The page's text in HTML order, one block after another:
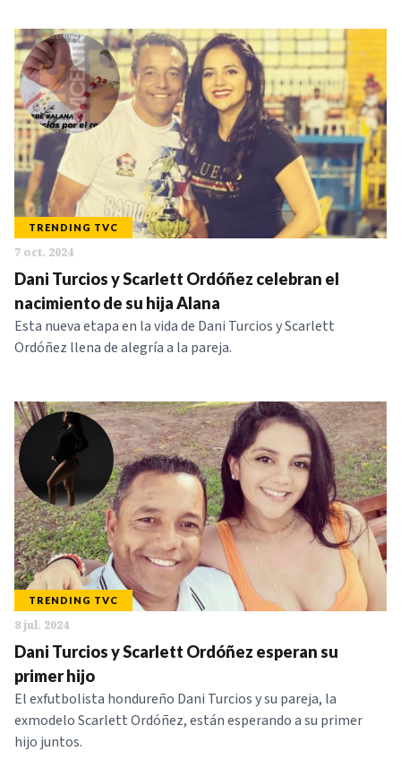
TRENDING TVC
7 oct. 2024
Dani Turcios y Scarlett Ordóñez celebran el
nacimiento de su hija Alana
Esta nueva etapa en la vida de Dani Turcios y Scarlett
Ordóñez llena de alegría a la pareja.
TRENDING TVC
8 jul. 2024
Dani Turcios y Scarlett Ordóñez esperan su
primer hijo
El exfutbolista hondureño Dani Turcios y su pareja, la
exmodelo Scarlett Ordóñez, están esperando a su primer
hijo juntos.